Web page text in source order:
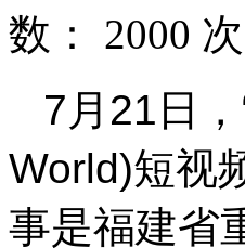
数： 2000 次
7月21日
World)短视
事是福建省